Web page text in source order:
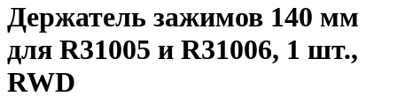
Держатель зажимов 140 мм
для R31005 и R31006, 1 шт.,
RWD